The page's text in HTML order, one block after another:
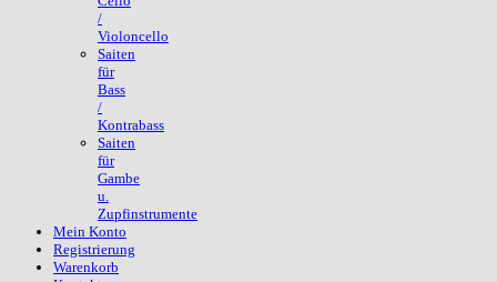
/
Violoncello
Saiten
für
Bass
/
Kontrabass
Saiten
für
Gambe
u.
Zupfinstrumente
Mein Konto
Registrierung
Warenkorb